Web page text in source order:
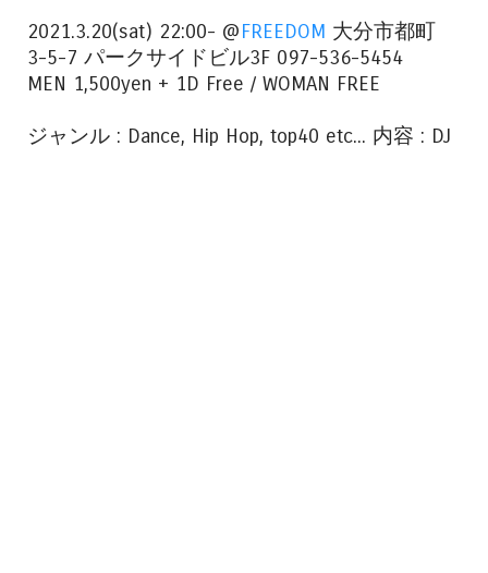
2021.3.20(sat) 22:00- @FREEDOM 大分市都町
3-5-7 パークサイドビル3F 097-536-5454
MEN 1,500yen + 1D Free / WOMAN FREE
ジャンル : Dance, Hip Hop, top40 etc... 内容 : DJ